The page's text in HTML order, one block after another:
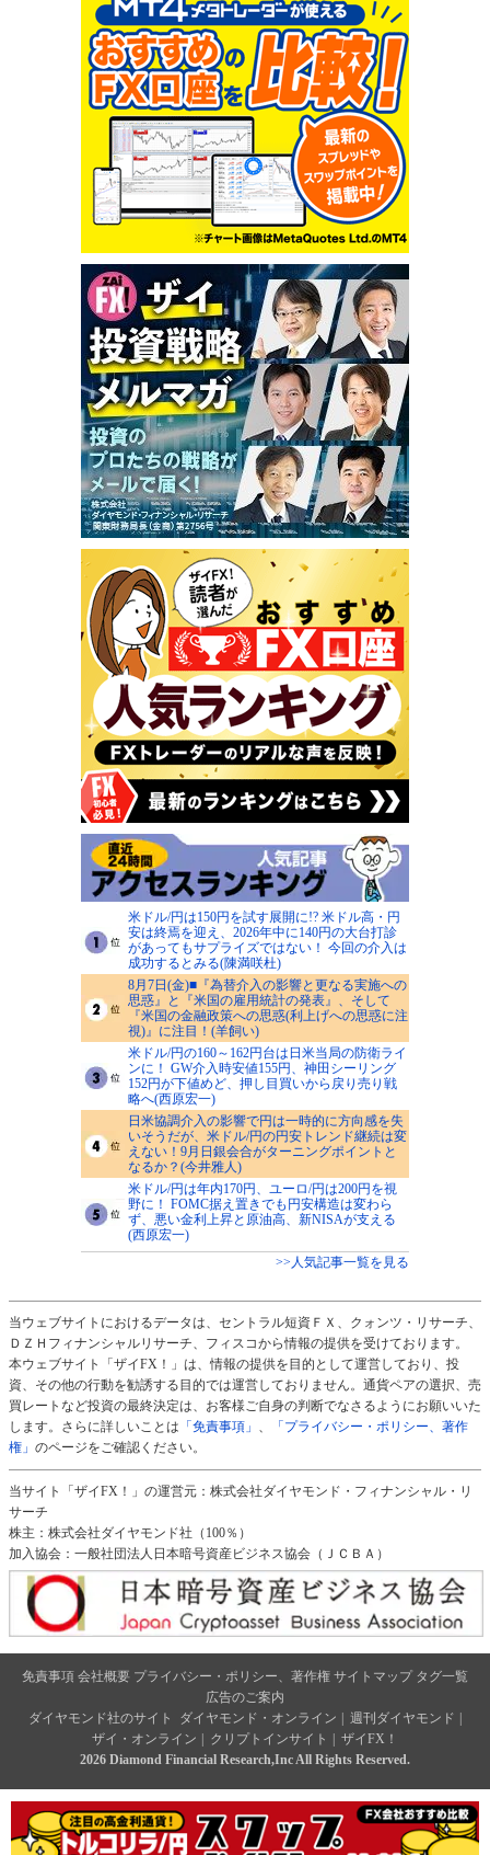
米ドル/円は150円を試す展開に!? 米ドル高・円
安は終焉を迎え、2026年中に140円の大台打診
があってもサプライズではない！ 今回の介入は
成功するとみる(陳満咲杜)
8月7日(金)■『為替介入の影響と更なる実施への
思惑』と『米国の雇用統計の発表』、そして
『米国の金融政策への思惑(利上げへの思惑に注
視)』に注目！(羊飼い)
米ドル/円の160～162円台は日米当局の防衛ライ
ンに！ GW介入時安値155円、神田シーリング
152円が下値めど、押し目買いから戻り売り戦
略へ(西原宏一)
日米協調介入の影響で円は一時的に方向感を失
いそうだが、米ドル/円の円安トレンド継続は変
えない！9月日銀会合がターニングポイントと
なるか？(今井雅人)
米ドル/円は年内170円、ユーロ/円は200円を視
野に！ FOMC据え置きでも円安構造は変わら
ず、悪い金利上昇と原油高、新NISAが支える
(西原宏一)
>>人気記事一覧を見る
当ウェブサイトにおけるデータは、セントラル短資ＦＸ、クォンツ・リサーチ、
ＤＺＨフィナンシャルリサーチ、フィスコから情報の提供を受けております。
本ウェブサイト「ザイFX！」は、情報の提供を目的として運営しており、投
資、その他の行動を勧誘する目的では運営しておりません。通貨ペアの選択、売
買レートなど投資の最終決定は、お客様ご自身の判断でなさるようにお願いいた
します。さらに詳しいことは 「免責事項」 、
「プライバシー・ポリシー、著作
権」 のページをご確認ください。
当サイト「ザイFX！」の運営元：株式会社ダイヤモンド・フィナンシャル・リ
サーチ
株主：株式会社ダイヤモンド社（100％）
加入協会：一般社団法人日本暗号資産ビジネス協会（ＪＣＢＡ）
免責事項 会社概要 プライバシー・ポリシー、著作権 サイトマップ タグ一覧
広告のご案内
ダイヤモンド社のサイト
ダイヤモンド・オンライン 週刊ダイヤモンド
ザイ・オンライン
クリプトインサイト
ザイFX！
2026 Diamond Financial Research,Inc All Rights Reserved.